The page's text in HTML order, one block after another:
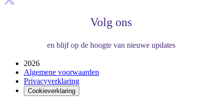
Volg ons
en blijf op de hoogte van nieuwe updates
2026
Algemene voorwaarden
Privacyverklaring
Cookieverklaring